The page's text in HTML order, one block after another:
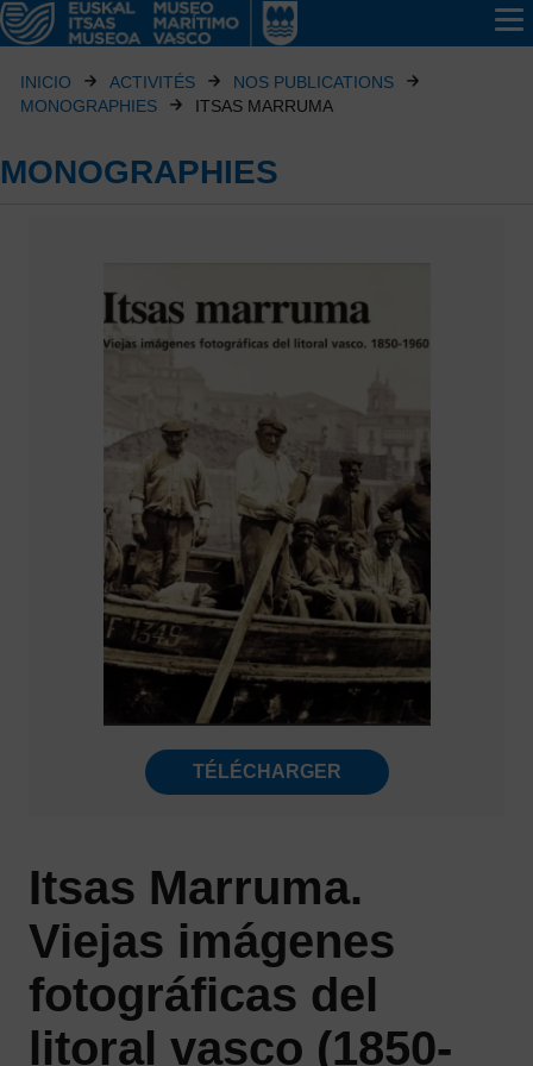
INICIO ACTIVITÉS
NOS PUBLICATIONS
MONOGRAPHIES
ITSAS MARRUMA
MONOGRAPHIES
TÉLÉCHARGER
Itsas Marruma.
Viejas imágenes
fotográficas del
litoral vasco (1850-